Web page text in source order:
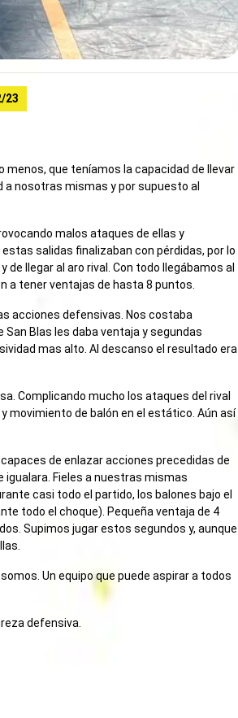
23
menos, que teníamos la capacidad de llevar
a nosotras mismas y por supuesto al
malos ataques de ellas y
salidas finalizaban con pérdidas, por lo
llegar al aro rival. Con todo llegábamos al
a tener ventajas de hasta 8 puntos.
acciones defensivas. Nos costaba
Blas les daba ventaja y segundas
mas alto. Al descanso el resultado era
Complicando mucho los ataques del rival
movimiento de balón en el estático. Aún así
de enlazar acciones precedidas de
Fieles a nuestras mismas
casi todo el partido, los balones bajo el
todo el choque). Pequeña ventaja de 4
Supimos jugar estos segundos y, aunque
Un equipo que puede aspirar a todos
defensiva.